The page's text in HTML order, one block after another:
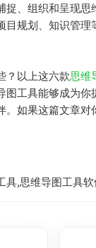
捉、组织和呈现思
目规划、知识管理
？以上这六款思维
图工具能够成为你
。如果这篇文章对
具,思维导图工具